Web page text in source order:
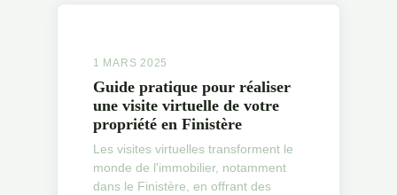
1 MARS 2025
Guide pratique pour réaliser
une visite virtuelle de votre
propriété en Finistère
Les visites virtuelles transforment le
monde de l'immobilier, notamment
dans le Finistère, en offrant des